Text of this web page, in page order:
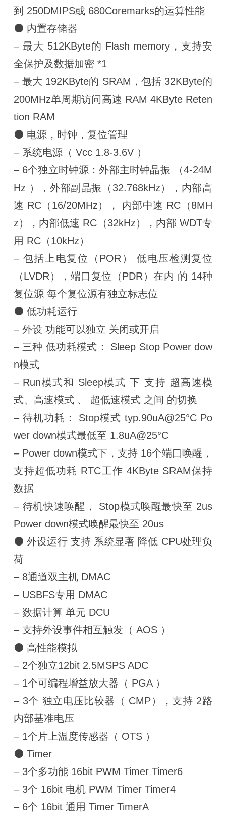
到 250DMIPS或 680Coremarks的运算性能
⚫ 内置存储器
– 最大 512KByte的 Flash memory，支持安
全保护及数据加密 *1
– 最大 192KByte的 SRAM，包括 32KByte的
200MHz单周期访问高速 RAM 4KByte Reten
tion RAM
⚫ 电源，时钟，复位管理
– 系统电源（ Vcc 1.8-3.6V ）
– 6个独立时钟源：外部主时钟晶振 （4-24M
Hz ），外部副晶振（32.768kHz），内部高
速 RC（16/20MHz）， 内部中速 RC（8MH
z），内部低速 RC（32kHz），内部 WDT专
用 RC（10kHz）
– 包括上电复位（POR） 低电压检测复位
（LVDR），端口复位（PDR）在内 的 14种
复位源 每个复位源有独立标志位
⚫ 低功耗运行
– 外设 功能可以独立 关闭或开启
– 三种 低功耗模式： Sleep Stop Power dow
n模式
– Run模式和 Sleep模式 下 支持 超高速模
式、高速模式 、 超低速模式 之间 的切换
– 待机功耗： Stop模式 typ.90uA@25°C Po
wer down模式最低至 1.8uA@25°C
– Power down模式下，支持 16个端口唤醒，
支持超低功耗 RTC工作 4KByte SRAM保持
数据
– 待机快速唤醒， Stop模式唤醒最快至 2us
Power down模式唤醒最快至 20us
⚫ 外设运行 支持 系统显著 降低 CPU处理负
荷
– 8通道双主机 DMAC
– USBFS专用 DMAC
– 数据计算 单元 DCU
– 支持外设事件相互触发（ AOS ）
⚫ 高性能模拟
– 2个独立12bit 2.5MSPS ADC
– 1个可编程增益放大器（ PGA ）
– 3个 独立电压比较器（ CMP），支持 2路
内部基准电压
– 1个片上温度传感器（ OTS ）
⚫ Timer
– 3个多功能 16bit PWM Timer Timer6
– 3个 16bit 电机 PWM Timer Timer4
– 6个 16bit 通用 Timer TimerA